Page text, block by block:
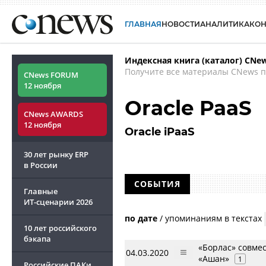
ГЛАВНАЯНОВОСТИАНАЛИТИКА
CNews FORUM
12 ноября
CNews AWARDS
12 ноября
30 лет рынку ERP
в России
Главные
ИТ-сценарии 2026
10 лет российского
бэкапа
Индексная книга (каталог)
Получите все материалы CNews
Oracle PaaS
Oracle iPaaS
СОБЫТИЯ
по дате / упоминаниям в текстах
04.03.2020
«Борлас»
«Ашан»
1